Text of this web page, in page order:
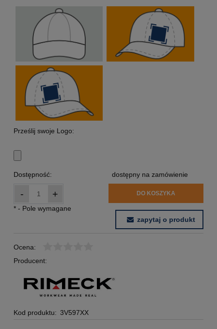
Prześlij swoje Logo:
Dostępność: dostępny na zamówienie
- + DO KOSZYKA
* - Pole wymagane
zapytaj o produkt
Ocena:
Producent:
Kod produktu: 3V597XX